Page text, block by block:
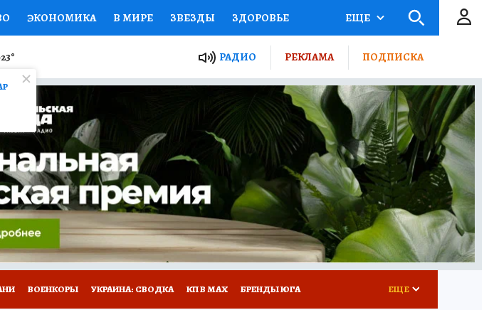
ЭКОНОМИКА В МИРЕ ЗВЕЗДЫ ЗДОРОВЬЕ
НАЦИОНАЛЬНЫЕ ПРОЕКТЫ РОССИИ
СЕМЬЯ ЖЕНСКИЕ СЕКРЕТЫ ПУТЕВОДИТЕЛЬ
СПЕЦПРОЕКТЫ ДЕФИЦИТ ЖЕЛЕЗА ТУРИЗМ
РАБОТА У НАС ГИД ПОТРЕБИТЕЛЯ РЕКЛАМА
ЕЩЕ
° РАДИО РЕКЛАМА ПОДПИСКА
ВОЕНКОРЫ УКРАИНА: СВОДКА КП В МАХ БРЕНДЫ ЮГА ЕЩЕ